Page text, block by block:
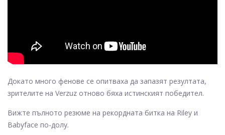
Докато много фенове се опитваха да запазят резултата,
зрителите на Verzuz отново бяха истинският победител.
Вижте пълното резюме на рекордната битка на Riley и
Babyface по-долу.